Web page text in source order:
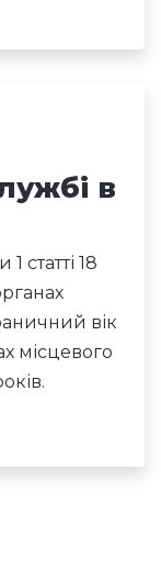
в
статті 18
вік
місцевого